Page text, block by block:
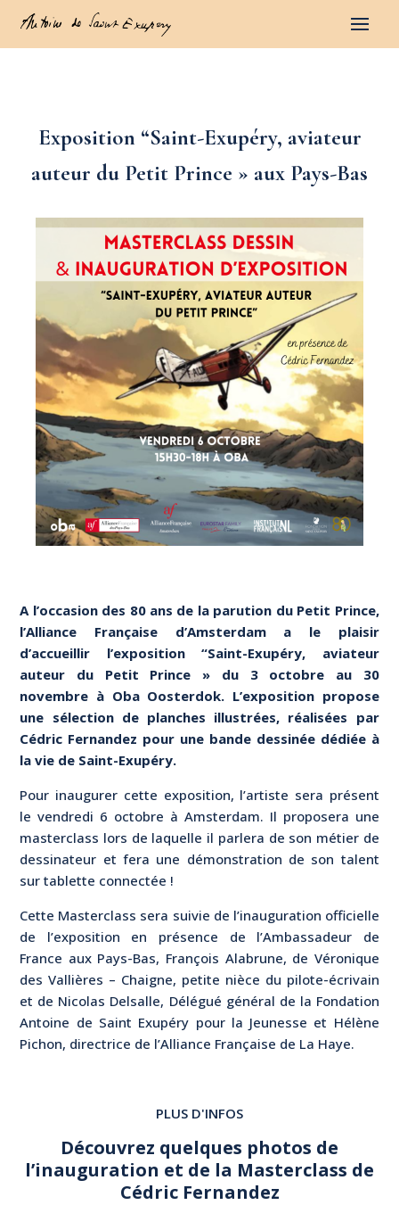
Exposition “Saint-Exupéry, aviateur
auteur du Petit Prince » aux Pays-Bas
A l’occasion des 80 ans de la parution du Petit Prince,
l’Alliance Française d’Amsterdam a le plaisir
d’accueillir l’exposition “Saint-Exupéry, aviateur
auteur du Petit Prince » du 3 octobre au 30
novembre à Oba Oosterdok. L’exposition propose
une sélection de planches illustrées, réalisées par
Cédric Fernandez pour une bande dessinée dédiée à
la vie de Saint-Exupéry.
Pour inaugurer cette exposition, l’artiste sera présent
le vendredi 6 octobre à Amsterdam. Il proposera une
masterclass lors de laquelle il parlera de son métier de
dessinateur et fera une démonstration de son talent
sur tablette connectée !
Cette Masterclass sera suivie de l’inauguration officielle
de l’exposition en présence de l’Ambassadeur de
France aux Pays-Bas, François Alabrune, de Véronique
des Vallières – Chaigne, petite nièce du pilote-écrivain
et de Nicolas Delsalle, Délégué général de la Fondation
Antoine de Saint Exupéry pour la Jeunesse et Hélène
Pichon, directrice de l’Alliance Française de La Haye.
PLUS D'INFOS
Découvrez quelques photos de
l’inauguration et de la Masterclass de
Cédric Fernandez